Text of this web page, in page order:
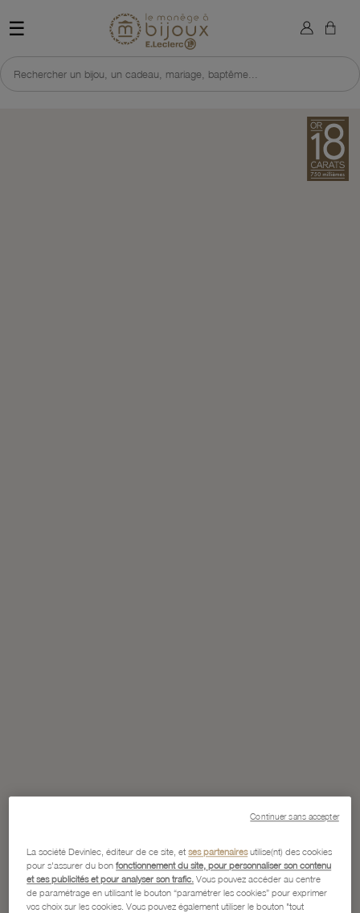
☰ Retour à l'accueil du site
Rechercher un bijou, un cadeau, mariage, baptême...
×
La société Devinlec, éditeur de ce site, etses partenairesutilise(nt) des cookies
pour s'assurer du bonfonctionnement du site, pour personnaliser son contenu
et ses publicités et pour analyser son trafic. Vous pouvez accéder au centre
de paramétrage en utilisant le bouton “paramétrer les cookies” pour exprimer
vos choix sur les cookies. Vous pouvez également utiliser le bouton "tout
Continuer sans accepter